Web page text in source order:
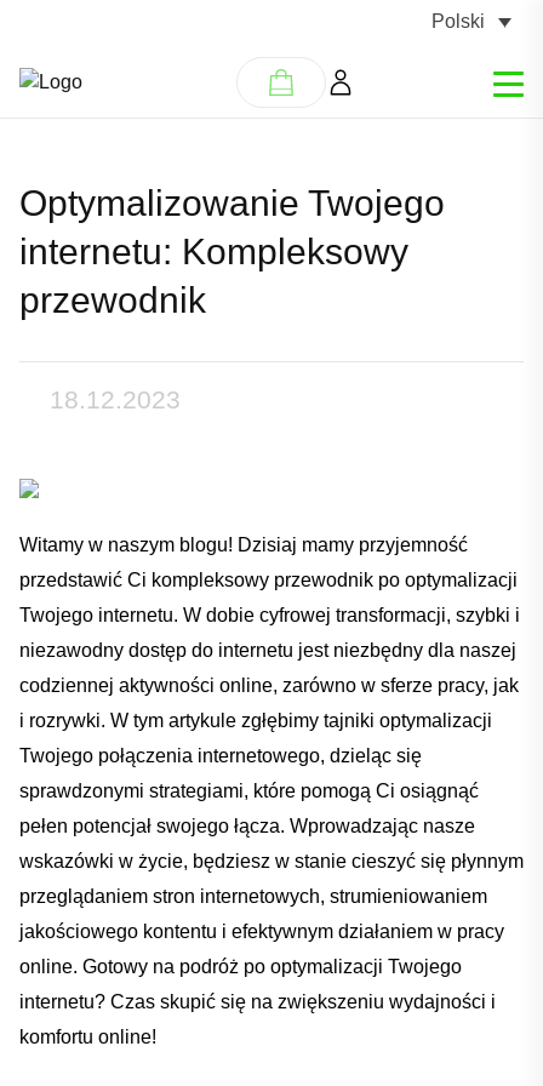
Polski
Optymalizowanie Twojego
internetu: Kompleksowy
przewodnik
18.12.2023
Witamy‌ w naszym blogu! Dzisiaj mamy przyjemność
przedstawić Ci kompleksowy przewodnik po optymalizacji
‌Twojego internetu. W dobie ​cyfrowej transformacji, ‍szybki i
niezawodny dostęp‌ do internetu jest niezbędny‌ dla naszej
codziennej⁢ aktywności online, ⁣zarówno w‍ sferze pracy, jak
i rozrywki. W tym artykule zgłębimy tajniki optymalizacji
Twojego połączenia internetowego, dzieląc się
sprawdzonymi strategiami, które ​pomogą Ci osiągnąć
pełen potencjał⁣ swojego łącza. Wprowadzając ⁣nasze
⁢wskazówki w życie, będziesz w stanie cieszyć się płynnym
przeglądaniem ⁢stron internetowych, strumieniowaniem
jakościowego kontentu i efektywnym‌ działaniem w pracy
online. Gotowy na podróż po⁣ optymalizacji Twojego
internetu? ⁤Czas skupić się na⁤ zwiększeniu wydajności‌ i
komfortu ‍online!